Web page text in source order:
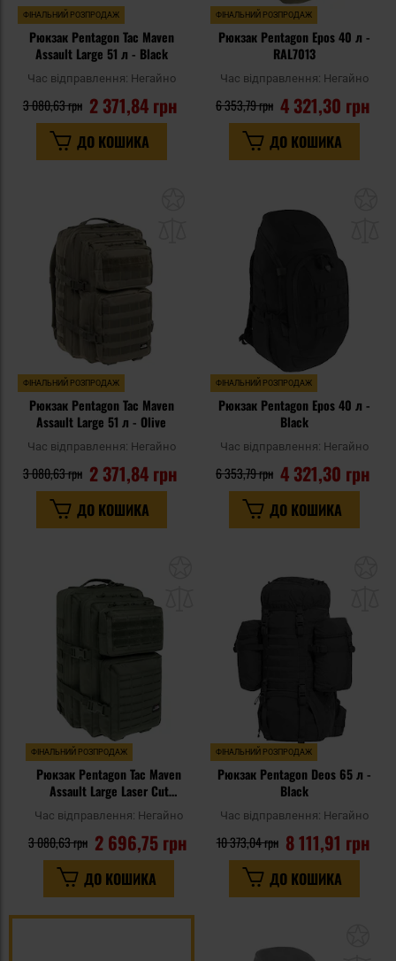
ФІНАЛЬНИЙ РОЗПРОДАЖ
Рюкзак Pentagon Tac Maven
Assault Large 51 л - Black
Час відправлення: Негайно
2 371,84 грн
3 080,63 грн
ДО КОШИКА
ФІНАЛЬНИЙ РОЗПРОДАЖ
Рюкзак Pentagon Epos 40 л -
RAL7013
Час відправлення: Негайно
4 321,30 грн
6 353,79 грн
ДО КОШИКА
уподобань
ФІНАЛЬНИЙ РОЗПРОДАЖ
Рюкзак Pentagon Tac Maven
Assault Large 51 л - Olive
Час відправлення: Негайно
2 371,84 грн
3 080,63 грн
ДО КОШИКА
ФІНАЛЬНИЙ РОЗПРОДАЖ
Рюкзак Pentagon Epos 40 л -
Black
Час відправлення: Негайно
4 321,30 грн
6 353,79 грн
ДО КОШИКА
уподобань
ФІНАЛЬНИЙ РОЗПРОДАЖ
Рюкзак Pentagon Tac Maven
Assault Large Laser Cut
Backpack 51 л - Olive
Час відправлення: Негайно
2 696,75 грн
3 080,63 грн
ДО КОШИКА
ФІНАЛЬНИЙ РОЗПРОДАЖ
Рюкзак Pentagon Deos 65 л -
Black
Час відправлення: Негайно
8 111,91 грн
10 373,04 грн
ДО КОШИКА